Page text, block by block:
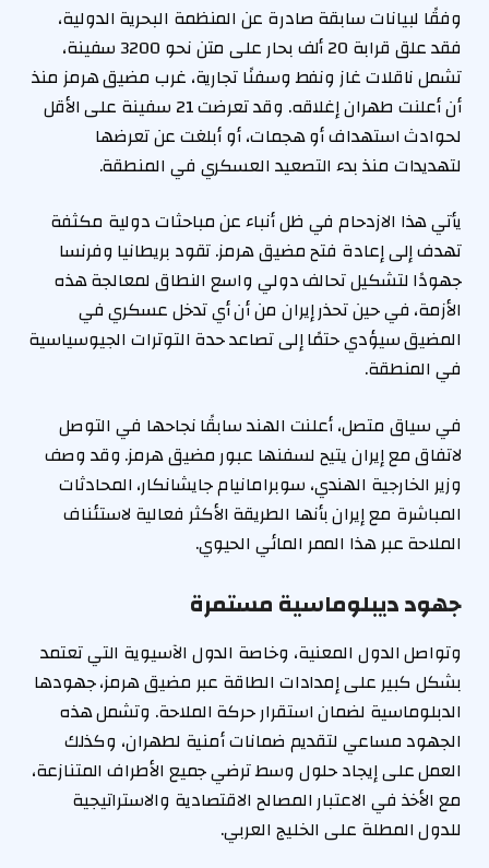
وفقًا لبيانات سابقة صادرة عن المنظمة البحرية الدولية،
فقد علق قرابة 20 ألف بحار على متن نحو 3200 سفينة،
تشمل ناقلات غاز ونفط وسفنًا تجارية، غرب مضيق هرمز منذ
أن أعلنت طهران إغلاقه. وقد تعرضت 21 سفينة على الأقل
لحوادث استهداف أو هجمات، أو أبلغت عن تعرضها
لتهديدات منذ بدء التصعيد العسكري في المنطقة.
يأتي هذا الازدحام في ظل أنباء عن مباحثات دولية مكثفة
تهدف إلى إعادة فتح مضيق هرمز. تقود بريطانيا وفرنسا
جهودًا لتشكيل تحالف دولي واسع النطاق لمعالجة هذه
الأزمة، في حين تحذر إيران من أن أي تدخل عسكري في
المضيق سيؤدي حتمًا إلى تصاعد حدة التوترات الجيوسياسية
في المنطقة.
في سياق متصل، أعلنت الهند سابقًا نجاحها في التوصل
لاتفاق مع إيران يتيح لسفنها عبور مضيق هرمز. وقد وصف
وزير الخارجية الهندي، سوبرامانيام جايشانكار، المحادثات
المباشرة مع إيران بأنها الطريقة الأكثر فعالية لاستئناف
الملاحة عبر هذا الممر المائي الحيوي.
جهود ديبلوماسية مستمرة
وتواصل الدول المعنية، وخاصة الدول الآسيوية التي تعتمد
بشكل كبير على إمدادات الطاقة عبر مضيق هرمز، جهودها
الدبلوماسية لضمان استقرار حركة الملاحة. وتشمل هذه
الجهود مساعي لتقديم ضمانات أمنية لطهران، وكذلك
العمل على إيجاد حلول وسط ترضي جميع الأطراف المتنازعة،
مع الأخذ في الاعتبار المصالح الاقتصادية والاستراتيجية
للدول المطلة على الخليج العربي.